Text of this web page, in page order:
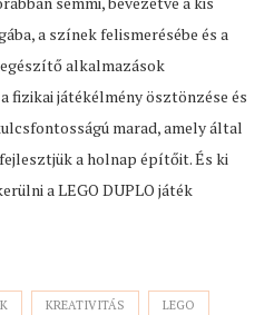
a színek felismerésébe és a
alkalmazások
fizikai játékélmény ösztönzése és
marad, amely által
a holnap építőit. És ki
a LEGO DUPLO játék
KREATIVITÁS LEGO